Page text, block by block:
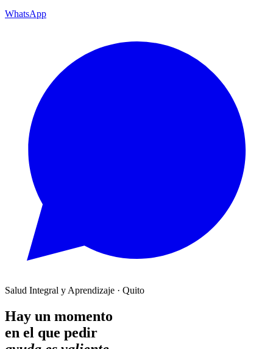
WhatsApp
Salud Integral y Aprendizaje · Quito
Hay un momento
en el que pedir